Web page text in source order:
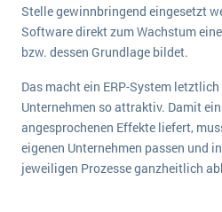
Stelle gewinnbringend eingesetzt
Software direkt zum Wachstum
bzw. dessen Grundlage bildet.
Das macht ein ERP-System
Unternehmen so attraktiv. Damit
angesprochenen Effekte liefert,
eigenen Unternehmen passen und
jeweiligen Prozesse ganzheitlich